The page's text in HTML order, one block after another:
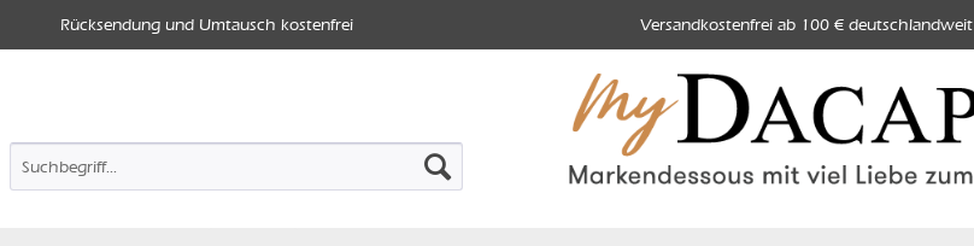
Rücksendung und Umtausch kostenfrei Versandkostenfrei ab 100 € deutschlandweit